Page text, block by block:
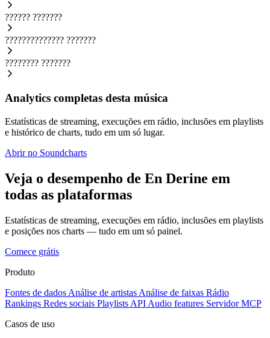
?????? ???????
?????????????? ???????
???????? ???????
Analytics completas desta música
Estatísticas de streaming, execuções em rádio, inclusões em playlists
e histórico de charts, tudo em um só lugar.
Abrir no Soundcharts
Veja o desempenho de En Derine em
todas as plataformas
Estatísticas de streaming, execuções em rádio, inclusões em playlists
e posições nos charts — tudo em um só painel.
Comece grátis
Produto
Fontes de dados Análise de artistas Análise de faixas Rádio
Rankings Redes sociais Playlists API Audio features Servidor MCP
Casos de uso